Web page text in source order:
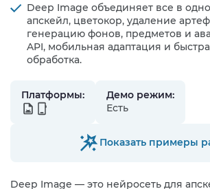
Deep Image объединяет все в
апскейл, цветокор, удаление
генерацию фонов, предметов и
API, мобильная адаптация и
обработка.
Платформы:
Демо режим:
Есть
Показать примеры
Deep Image — это нейросеть для